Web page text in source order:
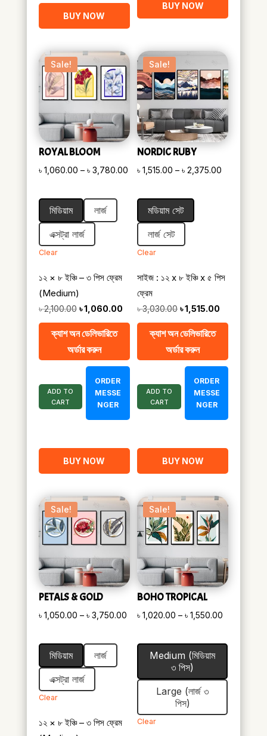
BUY NOW
BUY NOW
Sale!
ROYAL BLOOM
৳ 1,060.00 – ৳ 3,780.00Price
৳ 1,060.00
through
৳ 3,780.00
মিডিয়াম
লার্জ
এক্সট্রা লার্জ
Clear
১২ × ৮ ইঞ্চি – ৩ পিস ফ্রেম
(Medium)
৳2,100.00 Original
price
was:
৳ 2,100.00.
৳1,060.00Current
price
ক্যাশ অন ডেলিভারিতে
অর্ডার করুন
ADD TO
CART
ORDER
MESSE
NGER
BUY NOW
Sale!
NORDIC RUBY
৳1,515.00 – ৳2,375.00
মডিয়াম সেট
লার্জ সেট
Clear
সাইজ : ১২ x ৮ ইঞ্চি x ৫ পিস
ফ্রেম
৳3,030.00 Original
price
was:
৳ 3,030.00.
৳1,515.00
price
ক্যাশ অন ডেলিভারিতে
অর্ডার করুন
ADD TO
CART
ORDER
MESSE
NGER
BUY NOW
Sale!
PETALS & GOLD
৳ 1,050.00 – ৳ 3,750.00Price
৳ 1,050.00
through
৳ 3,750.00
মিডিয়াম
লার্জ
এক্সট্রা লার্জ
Clear
১২ × ৮ ইঞ্চি – ৩ পিস ফ্রেম
Sale!
BOHO TROPICAL
৳1,020.00 – ৳1,550.00
৳ 1,020.00
৳ 1,550.00
Medium (মিডিয়াম
৩ পিস)
Large (লার্জ ৩
পিস)
Clear